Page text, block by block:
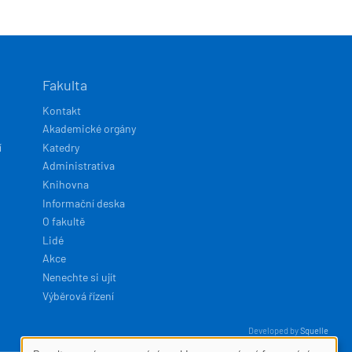
Fakulta
Kontakt
Akademické orgány
Katedry
Administrativa
Knihovna
Informační deska
O fakultě
Lidé
Akce
Nenechte si ujít
Výběrová řízení
Developed bySquelle